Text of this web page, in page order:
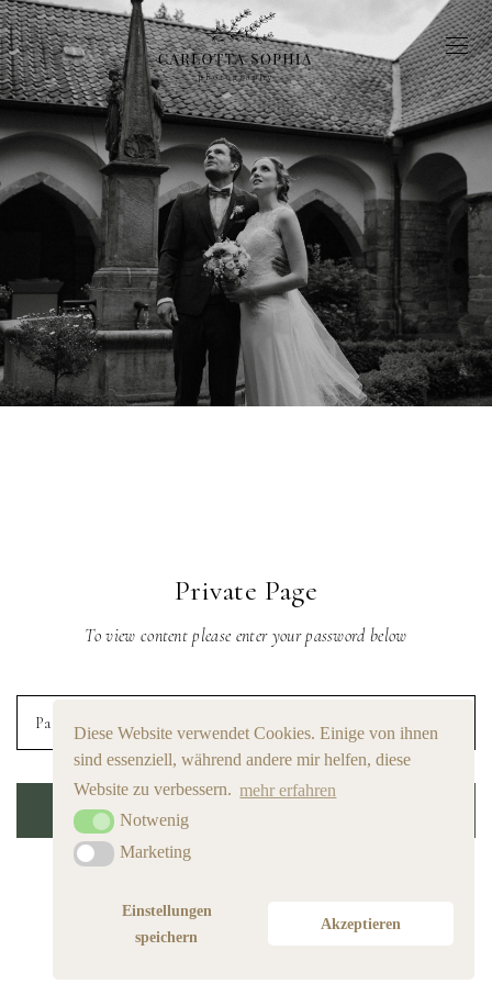
Private Page
To view content please enter your password below
Diese Website verwendet Cookies. Einige von ihnen
sind essenziell, während andere mir helfen, diese
Website zu verbessern. mehr erfahren
Notwenig
Notwenig
Marketing
Marketing
Einstellungen
speichern
Akzeptieren